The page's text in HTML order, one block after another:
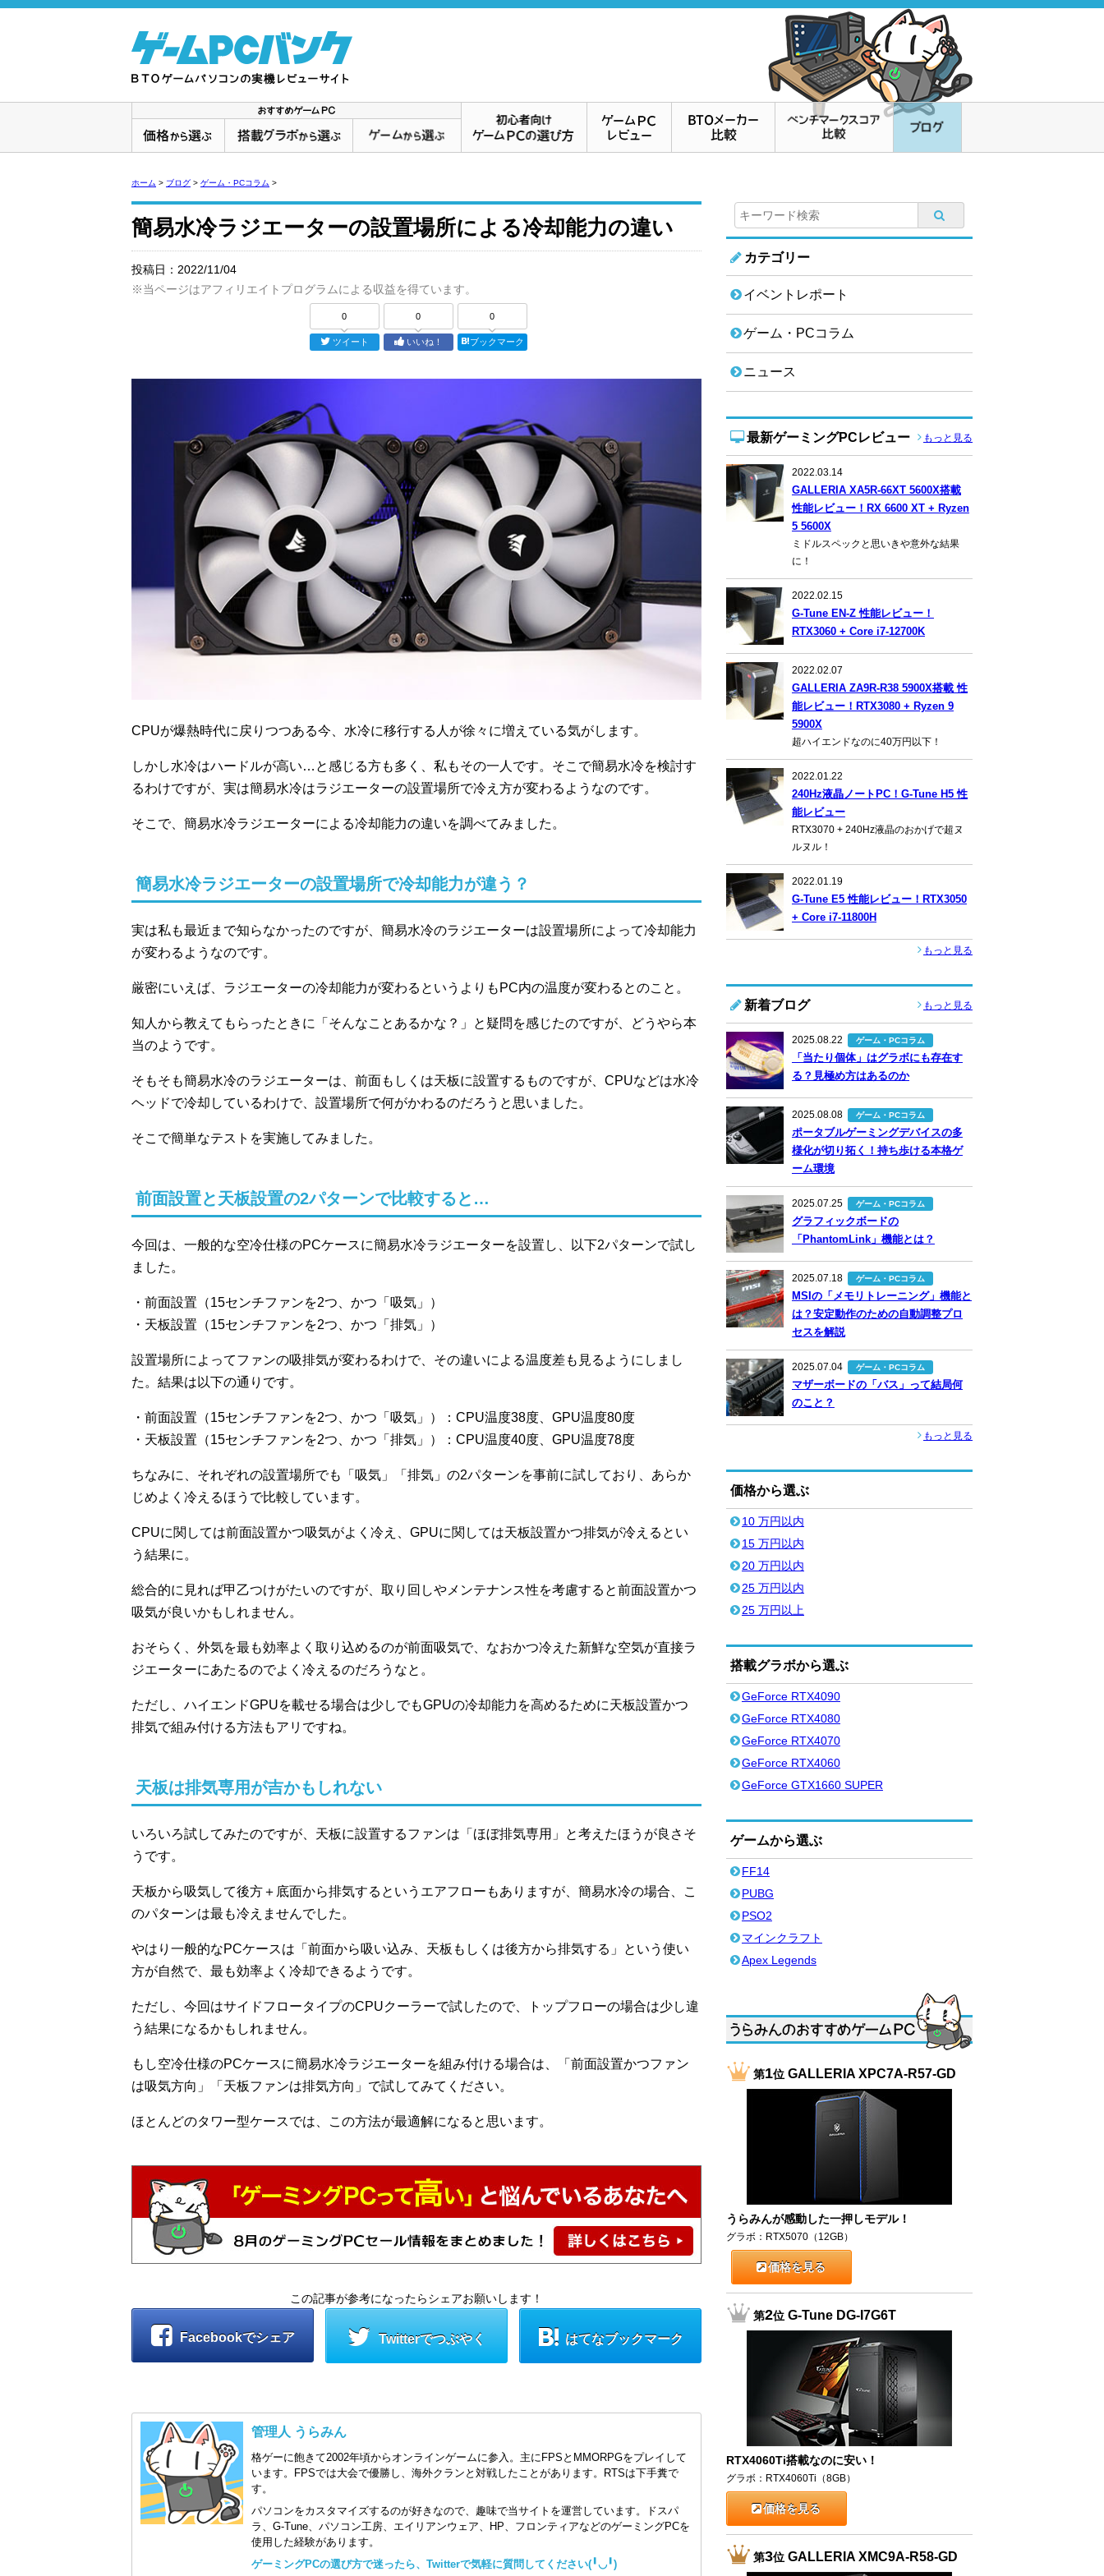
ホーム > ブログ > ゲーム・PCコラム >
簡易水冷ラジエーターの設置場所による冷却能力の違い
投稿日： 2022/11/04
※当ページはアフィリエイトプログラムによる収益を得ています。
0
ツイート
0
いいね！
0
ブックマーク
CPUが爆熱時代に戻りつつある今、水冷に移行する人が徐々に増えている気がします。
しかし水冷はハードルが高い…と感じる方も多く、私もその一人です。そこで簡易水冷を検討す
るわけですが、実は簡易水冷はラジエーターの設置場所で冷え方が変わるようなのです。
そこで、簡易水冷ラジエーターによる冷却能力の違いを調べてみました。
簡易水冷ラジエーターの設置場所で冷却能力が違う？
実は私も最近まで知らなかったのですが、簡易水冷のラジエーターは設置場所によって冷却能力
が変わるようなのです。
厳密にいえば、ラジエーターの冷却能力が変わるというよりもPC内の温度が変わるとのこと。
知人から教えてもらったときに「そんなことあるかな？」と疑問を感じたのですが、どうやら本
当のようです。
そもそも簡易水冷のラジエーターは、前面もしくは天板に設置するものですが、CPUなどは水冷
ヘッドで冷却しているわけで、設置場所で何がかわるのだろうと思いました。
そこで簡単なテストを実施してみました。
前面設置と天板設置の2パターンで比較すると…
今回は、一般的な空冷仕様のPCケースに簡易水冷ラジエーターを設置し、以下2パターンで試し
ました。
・前面設置（15センチファンを2つ、かつ「吸気」）
・天板設置（15センチファンを2つ、かつ「排気」）
設置場所によってファンの吸排気が変わるわけで、その違いによる温度差も見るようにしまし
た。結果は以下の通りです。
・前面設置（15センチファンを2つ、かつ「吸気」）：CPU温度38度、GPU温度80度
・天板設置（15センチファンを2つ、かつ「排気」）：CPU温度40度、GPU温度78度
ちなみに、それぞれの設置場所でも「吸気」「排気」の2パターンを事前に試しており、あらか
じめよく冷えるほうで比較しています。
CPUに関しては前面設置かつ吸気がよく冷え、GPUに関しては天板設置かつ排気が冷えるとい
う結果に。
総合的に見れば甲乙つけがたいのですが、取り回しやメンテナンス性を考慮すると前面設置かつ
吸気が良いかもしれません。
おそらく、外気を最も効率よく取り込めるのが前面吸気で、なおかつ冷えた新鮮な空気が直接ラ
ジエーターにあたるのでよく冷えるのだろうなと。
ただし、ハイエンドGPUを載せる場合は少しでもGPUの冷却能力を高めるために天板設置かつ
排気で組み付ける方法もアリですね。
天板は排気専用が吉かもしれない
いろいろ試してみたのですが、天板に設置するファンは「ほぼ排気専用」と考えたほうが良さそ
うです。
天板から吸気して後方＋底面から排気するというエアフローもありますが、簡易水冷の場合、こ
のパターンは最も冷えませんでした。
やはり一般的なPCケースは「前面から吸い込み、天板もしくは後方から排気する」という使い
方が自然で、最も効率よく冷却できるようです。
ただし、今回はサイドフロータイプのCPUクーラーで試したので、トップフローの場合は少し違
う結果になるかもしれません。
もし空冷仕様のPCケースに簡易水冷ラジエーターを組み付ける場合は、「前面設置かつファン
は吸気方向」「天板ファンは排気方向」で試してみてください。
ほとんどのタワー型ケースでは、この方法が最適解になると思います。
この記事が参考になったらシェアお願いします！
Facebookでシェア Twitterでつぶやく はてなブックマーク
管理人 うらみん
格ゲーに飽きて2002年頃からオンラインゲームに参入。主にFPSとMMORPGをプレイして
います。FPSでは大会で優勝し、海外クランと対戦したことがあります。RTSは下手糞で
す。
パソコンをカスタマイズするのが好きなので、趣味で当サイトを運営しています。ドスパ
ラ、G-Tune、パソコン工房、エイリアンウェア、HP、フロンティアなどのゲーミングPCを
使用した経験があります。
ゲーミングPCの選び方で迷ったら、Twitterで気軽に質問してください(╹◡╹)
カテゴリー
イベントレポート
ゲーム・PCコラム
ニュース
最新ゲーミングPCレビュー もっと見る
2022.03.14
GALLERIA XA5R-66XT 5600X搭載
性能レビュー！RX 6600 XT + Ryzen
5 5600X
ミドルスペックと思いきや意外な結果
に！
2022.02.15
G-Tune EN-Z 性能レビュー！
RTX3060 + Core i7-12700K
2022.02.07
GALLERIA ZA9R-R38 5900X搭載 性
能レビュー！RTX3080 + Ryzen 9
5900X
超ハイエンドなのに40万円以下！
2022.01.22
240Hz液晶ノートPC！G-Tune H5 性
能レビュー
RTX3070 + 240Hz液晶のおかげで超ヌ
ルヌル！
2022.01.19
G-Tune E5 性能レビュー！RTX3050
+ Core i7-11800H
もっと見る
新着ブログ もっと見る
2025.08.22 ゲーム・PCコラム
「当たり個体」はグラボにも存在す
る？見極め方はあるのか
2025.08.08 ゲーム・PCコラム
ポータブルゲーミングデバイスの多
様化が切り拓く！持ち歩ける本格ゲ
ーム環境
2025.07.25 ゲーム・PCコラム
グラフィックボードの
「PhantomLink」機能とは？
2025.07.18 ゲーム・PCコラム
MSIの「メモリトレーニング」機能と
は？安定動作のための自動調整プロ
セスを解説
2025.07.04 ゲーム・PCコラム
マザーボードの「バス」って結局何
のこと？
もっと見る
価格から選ぶ
10 万円以内
15 万円以内
20 万円以内
25 万円以内
25 万円以上
搭載グラボから選ぶ
GeForce RTX4090
GeForce RTX4080
GeForce RTX4070
GeForce RTX4060
GeForce GTX1660 SUPER
ゲームから選ぶ
FF14
PUBG
PSO2
マインクラフト
Apex Legends
第1位GALLERIA XPC7A-R57-GD
うらみんが感動した一押しモデル！
グラボ：RTX5070（12GB）
価格を見る
第2位G-Tune DG-I7G6T
RTX4060Ti搭載なのに安い！
グラボ：RTX4060Ti（8GB）
価格を見る
第3位GALLERIA XMC9A-R58-GD